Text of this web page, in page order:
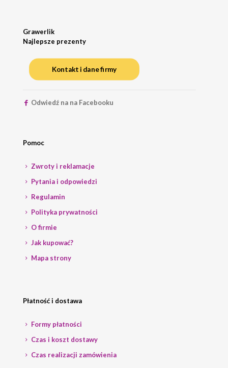
Grawerlik
Najlepsze prezenty
Kontakt i dane firmy
Odwiedź na na Facebooku
Pomoc
Zwroty i reklamacje
Pytania i odpowiedzi
Regulamin
Polityka prywatności
O firmie
Jak kupować?
Mapa strony
Płatność i dostawa
Formy płatności
Czas i koszt dostawy
Czas realizacji zamówienia